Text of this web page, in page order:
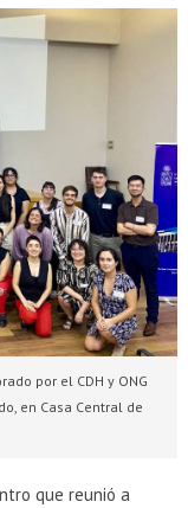
por el CDH y ONG
en Casa Central de
que reunió a